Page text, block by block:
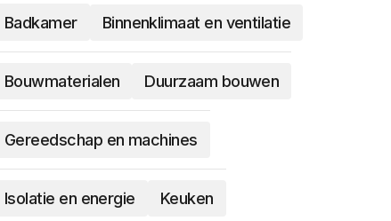
Badkamer Binnenklimaat en ventilatie
Bouwmaterialen Duurzaam bouwen
Gereedschap en machines
Isolatie en energie Keuken